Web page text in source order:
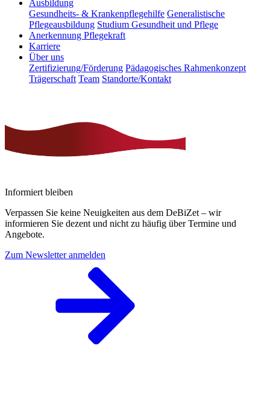
Ausbildung
Gesundheits- & Krankenpflegehilfe Generalistische
Pflegeausbildung Studium Gesundheit und Pflege
Anerkennung Pflegekraft
Karriere
Über uns
Zertifizierung/Förderung Pädagogisches Rahmenkonzept
Trägerschaft Team Standorte/Kontakt
Informiert bleiben
Verpassen Sie keine Neuigkeiten aus dem DeBiZet – wir
informieren Sie dezent und nicht zu häufig über Termine und
Angebote.
Zum Newsletter anmelden